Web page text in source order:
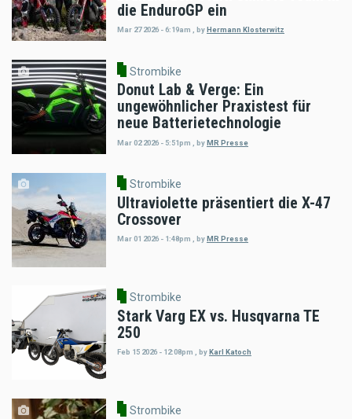
die EnduroGP ein
Mar 27 2026 - 6:19am byHermann Klosterwitz
Strombike
Donut Lab & Verge: Ein
ungewöhnlicher Praxistest für
neue Batterietechnologie
Mar 02 2026 - 5:51pm byMR Presse
Strombike
Ultraviolette präsentiert die X-47
Crossover
Mar 01 2026 - 1:48pm , by MR Presse
Strombike
Stark Varg EX vs. Husqvarna TE
250
Feb 15 2026 - 12:08pm , byKarl Katoch
Strombike